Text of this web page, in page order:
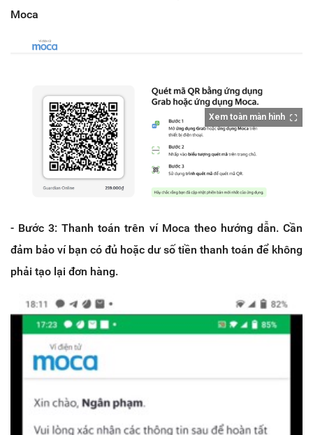
Moca
Xem toàn màn hình
- Bước 3: Thanh toán trên ví Moca theo hướng dẫn. Cần
đảm bảo ví bạn có đủ hoặc dư số tiền thanh toán để không
phải tạo lại đơn hàng.